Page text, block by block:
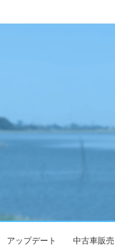
アップデート 中古車販売